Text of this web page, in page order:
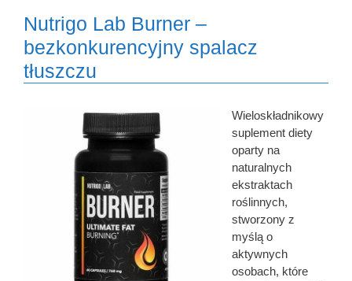
Nutrigo Lab Burner –
bezkonkurencyjny spalacz
tłuszczu
Wieloskładnikowy
suplement diety
oparty na
naturalnych
ekstraktach
roślinnych,
stworzony z
myślą o
aktywnych
osobach, które